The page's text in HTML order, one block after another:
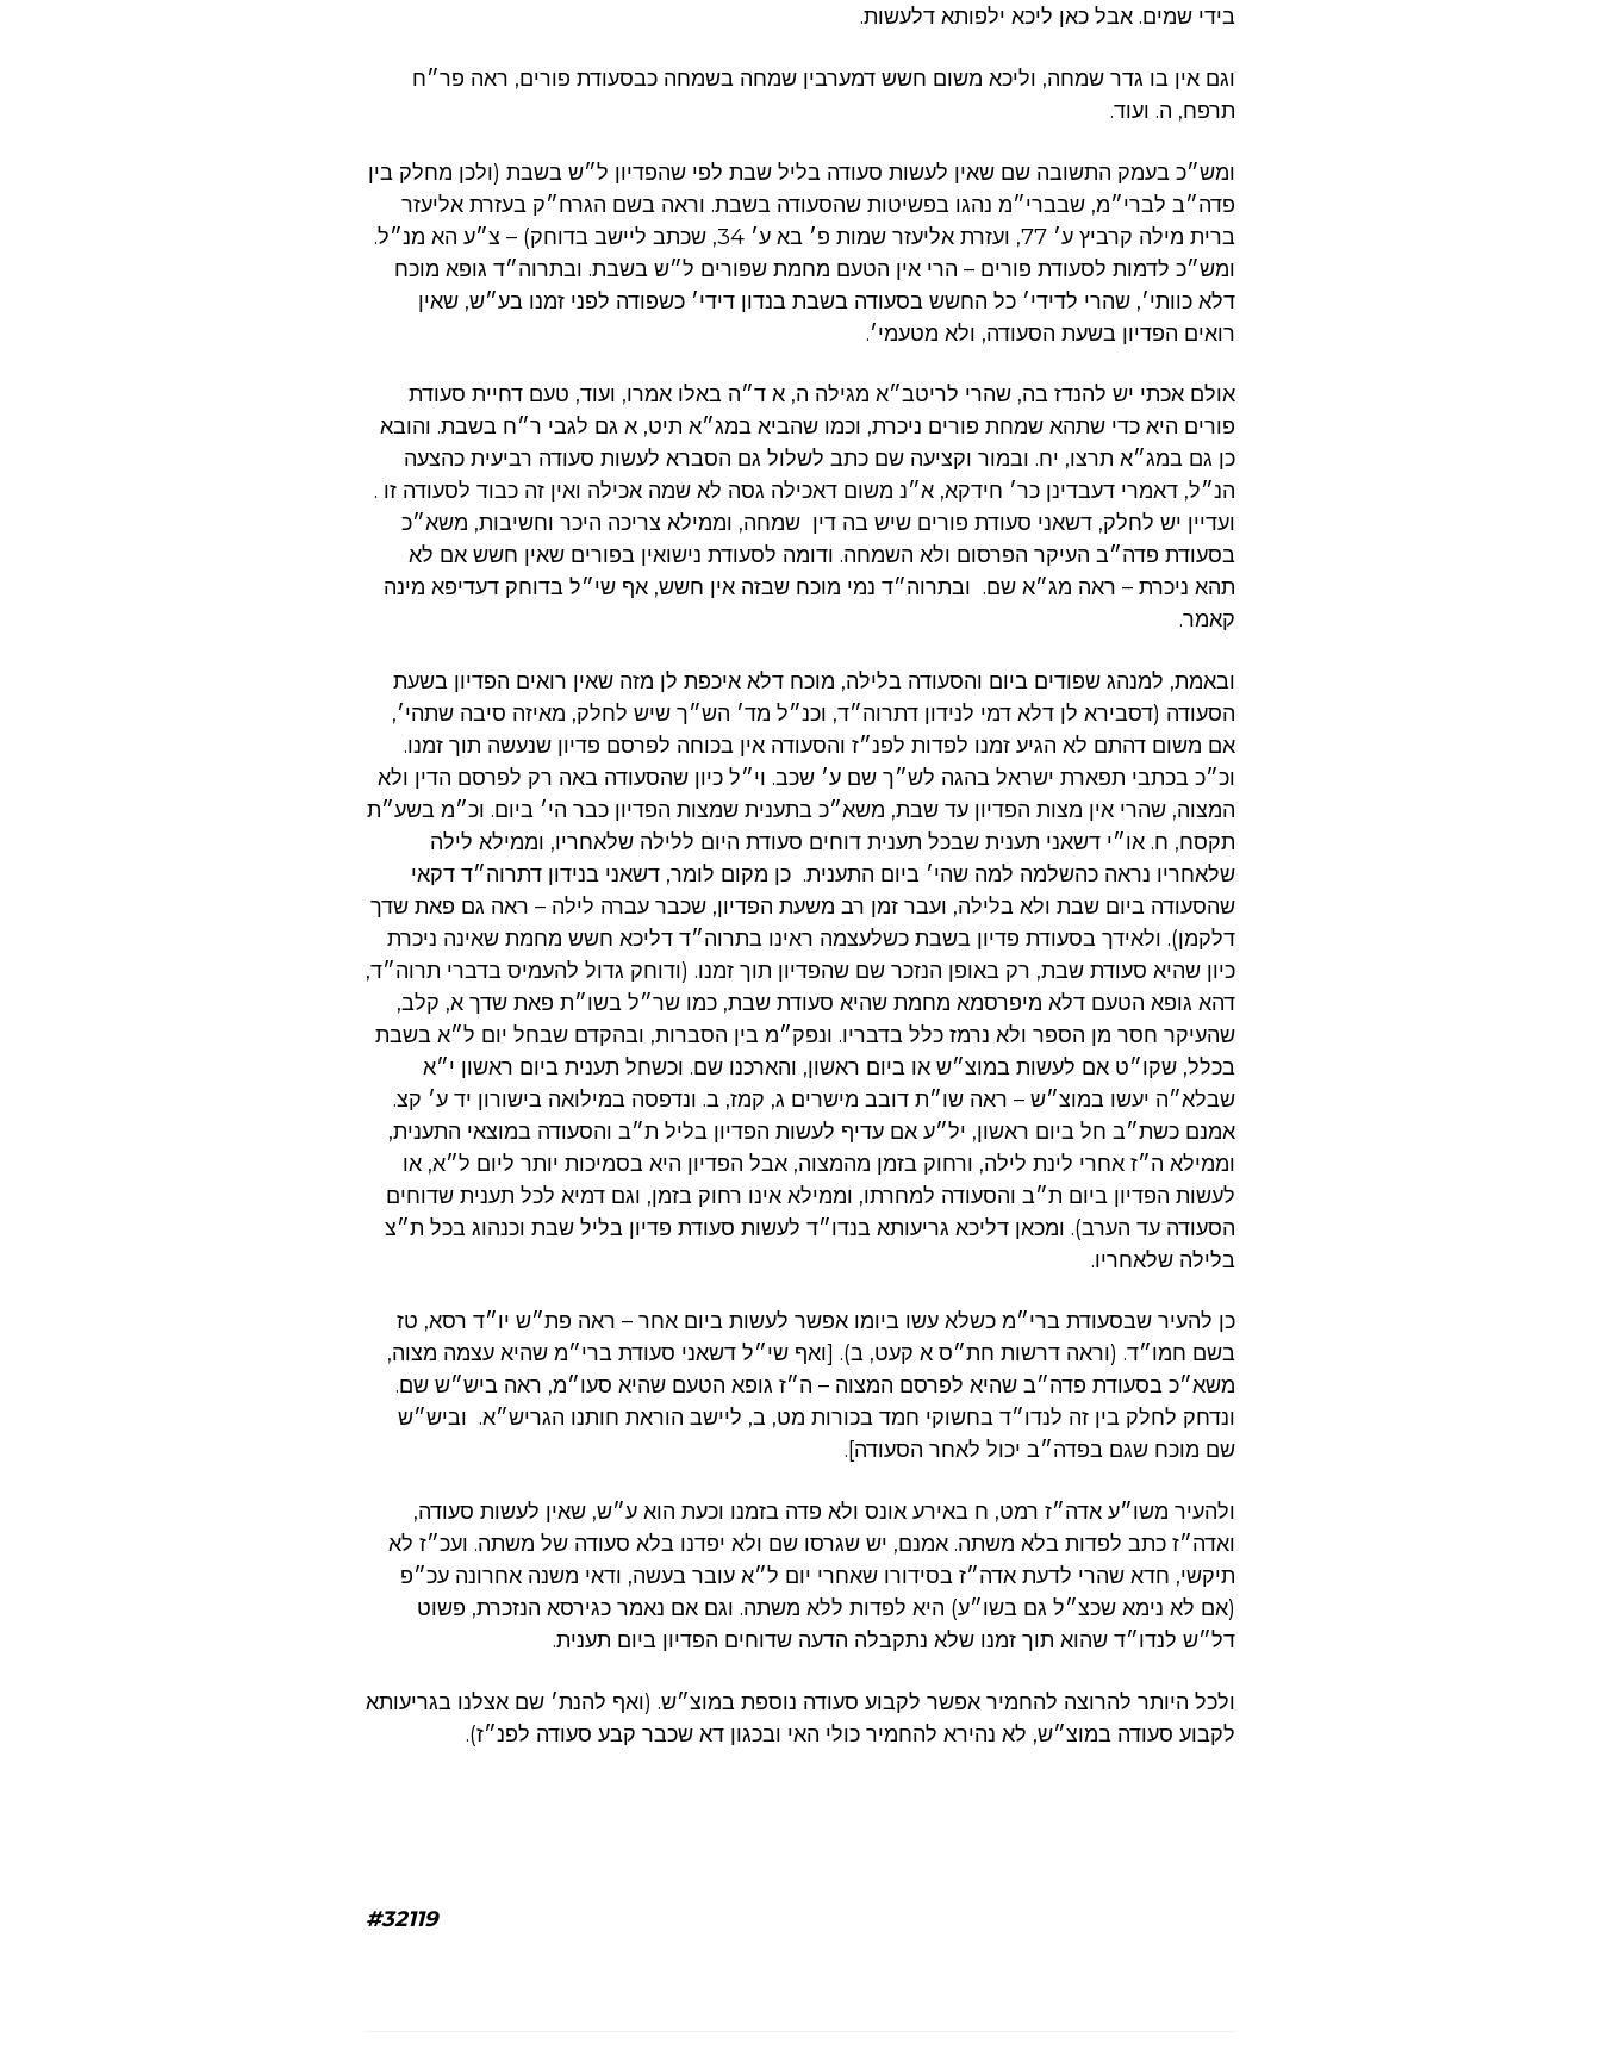
בידי שמים. אבל כאן ליכא ילפותא דלעשות.
וגם אין בו גדר שמחה, וליכא משום חשש דמערבין שמחה בשמחה כבסעודת פורים, ראה פר״ח
תרפח, ה. ועוד.
ומש״כ בעמק התשובה שם שאין לעשות סעודה בליל שבת לפי שהפדיון ל״ש בשבת (ולכן מחלק בין
פדה״ב לברי״מ, שבברי״מ נהגו בפשיטות שהסעודה בשבת. וראה בשם הגרח״ק בעזרת אליעזר
ברית מילה קרביץ ע׳ 77, ועזרת אליעזר שמות פ׳ בא ע׳ 34, שכתב ליישב בדוחק) – צ״ע הא מנ״ל.
ומש״כ לדמות לסעודת פורים – הרי אין הטעם מחמת שפורים ל״ש בשבת. ובתרוה״ד גופא מוכח
דלא כוותי׳, שהרי לדידי׳ כל החשש בסעודה בשבת בנדון דידי׳ כשפודה לפני זמנו בע״ש, שאין
רואים הפדיון בשעת הסעודה, ולא מטעמי׳.
אולם אכתי יש להנדז בה, שהרי לריטב״א מגילה ה, א ד״ה באלו אמרו, ועוד, טעם דחיית סעודת
פורים היא כדי שתהא שמחת פורים ניכרת, וכמו שהביא במג״א תיט, א גם לגבי ר״ח בשבת. והובא
כן גם במג״א תרצו, יח. ובמור וקציעה שם כתב לשלול גם הסברא לעשות סעודה רביעית כהצעה
הנ״ל, דאמרי דעבדינן כר׳ חידקא, א״נ משום דאכילה גסה לא שמה אכילה ואין זה כבוד לסעודה זו .
ועדיין יש לחלק, דשאני סעודת פורים שיש בה דין שמחה, וממילא צריכה היכר וחשיבות, משא״כ
בסעודת פדה״ב העיקר הפרסום ולא השמחה. ודומה לסעודת נישואין בפורים שאין חשש אם לא
תהא ניכרת – ראה מג״א שם. ובתרוה״ד נמי מוכח שבזה אין חשש, אף שי״ל בדוחק דעדיפא מינה
קאמר.
ובאמת, למנהג שפודים ביום והסעודה בלילה, מוכח דלא איכפת לן מזה שאין רואים הפדיון בשעת
הסעודה (דסבירא לן דלא דמי לנידון דתרוה״ד, וכנ״ל מד׳ הש״ך שיש לחלק, מאיזה סיבה שתהי׳,
אם משום דהתם לא הגיע זמנו לפדות לפנ״ז והסעודה אין בכוחה לפרסם פדיון שנעשה תוך זמנו.
וכ״כ בכתבי תפארת ישראל בהגה לש״ך שם ע׳ שכב. וי״ל כיון שהסעודה באה רק לפרסם הדין ולא
המצוה, שהרי אין מצות הפדיון עד שבת, משא״כ בתענית שמצות הפדיון כבר הי׳ ביום. וכ״מ בשע״ת
תקסח, ח. או״י דשאני תענית שבכל תענית דוחים סעודת היום ללילה שלאחריו, וממילא לילה
שלאחריו נראה כהשלמה למה שהי׳ ביום התענית. כן מקום לומר, דשאני בנידון דתרוה״ד דקאי
שהסעודה ביום שבת ולא בלילה, ועבר זמן רב משעת הפדיון, שכבר עברה לילה – ראה גם פאת שדך
דלקמן). ולאידך בסעודת פדיון בשבת כשלעצמה ראינו בתרוה״ד דליכא חשש מחמת שאינה ניכרת
כיון שהיא סעודת שבת, רק באופן הנזכר שם שהפדיון תוך זמנו. (ודוחק גדול להעמיס בדברי תרוה״ד,
דהא גופא הטעם דלא מיפרסמא מחמת שהיא סעודת שבת, כמו שר״ל בשו״ת פאת שדך א, קלב,
שהעיקר חסר מן הספר ולא נרמז כלל בדבריו. ונפק״מ בין הסברות, ובהקדם שבחל יום ל״א בשבת
בכלל, שקו״ט אם לעשות במוצ״ש או ביום ראשון, והארכנו שם. וכשחל תענית ביום ראשון י״א
שבלא״ה יעשו במוצ״ש – ראה שו״ת דובב מישרים ג, קמז, ב. ונדפסה במילואה בישורון יד ע׳ קצ.
אמנם כשת״ב חל ביום ראשון, יל״ע אם עדיף לעשות הפדיון בליל ת״ב והסעודה במוצאי התענית,
וממילא ה״ז אחרי לינת לילה, ורחוק בזמן מהמצוה, אבל הפדיון היא בסמיכות יותר ליום ל״א, או
לעשות הפדיון ביום ת״ב והסעודה למחרתו, וממילא אינו רחוק בזמן, וגם דמיא לכל תענית שדוחים
הסעודה עד הערב). ומכאן דליכא גריעותא בנדו״ד לעשות סעודת פדיון בליל שבת וכנהוג בכל ת״צ
בלילה שלאחריו.
כן להעיר שבסעודת ברי״מ כשלא עשו ביומו אפשר לעשות ביום אחר – ראה פת״ש יו״ד רסא, טז
בשם חמו״ד. (וראה דרשות חת״ס א קעט, ב). [ואף שי״ל דשאני סעודת ברי״מ שהיא עצמה מצוה,
משא״כ בסעודת פדה״ב שהיא לפרסם המצוה – ה״ז גופא הטעם שהיא סעו״מ, ראה ביש״ש שם.
ונדחק לחלק בין זה לנדו״ד בחשוקי חמד בכורות מט, ב, ליישב הוראת חותנו הגריש״א. וביש״ש
שם מוכח שגם בפדה״ב יכול לאחר הסעודה].
ולהעיר משו״ע אדה״ז רמט, ח באירע אונס ולא פדה בזמנו וכעת הוא ע״ש, שאין לעשות סעודה,
ואדה״ז כתב לפדות בלא משתה. אמנם, יש שגרסו שם ולא יפדנו בלא סעודה של משתה. ועכ״ז לא
תיקשי, חדא שהרי לדעת אדה״ז בסידורו שאחרי יום ל״א עובר בעשה, ודאי משנה אחרונה עכ״פ
(אם לא נימא שכצ״ל גם בשו״ע) היא לפדות ללא משתה. וגם אם נאמר כגירסא הנזכרת, פשוט
דל״ש לנדו״ד שהוא תוך זמנו שלא נתקבלה הדעה שדוחים הפדיון ביום תענית.
ולכל היותר להרוצה להחמיר אפשר לקבוע סעודה נוספת במוצ״ש. (ואף להנת׳ שם אצלנו בגריעותא
לקבוע סעודה במוצ״ש, לא נהירא להחמיר כולי האי ובכגון דא שכבר קבע סעודה לפנ״ז).
#32119